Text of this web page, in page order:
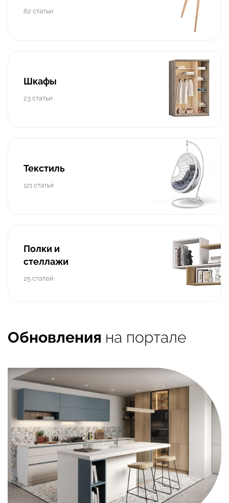
62 статьи
Шкафы
23 статьи
Текстиль
121 статья
Полки и
стеллажи
25 статей
Обновления на портале